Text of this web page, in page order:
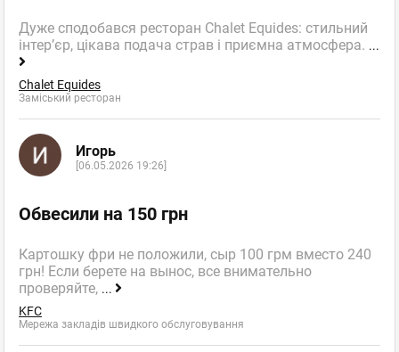
Дуже сподобався ресторан Chalet Equides: стильний
інтер’єр, цікава подача страв і приємна атмосфера. ...
Chalet Equides
Заміський ресторан
Игорь
[06.05.2026 19:26]
Обвесили на 150 грн
Картошку фри не положили, сыр 100 грм вместо 240
грн! Если берете на вынос, все внимательно
проверяйте, ...
KFC
Мережа закладів швидкого обслуговування